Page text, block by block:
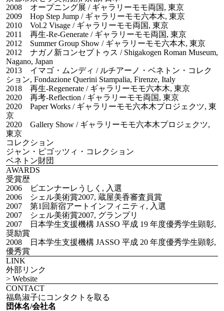
2008 オープニング展 / ギャラリーモモ両国, 東京
2009 Hop Step Jump / ギャラリーモモ六本木, 東京
2010 Vol.2 Visage / ギャラリーモモ両国, 東京
2011 再生-Re-Generate / ギャラリーモモ両国, 東京
2012 Summer Group Show / ギャラリーモモ六本木, 東京
2012 ナガノ新コンセプトゥス / Shigakogen Roman Museum,
Nagano, Japan
2013 イマゴ・ムンディ / ルチアーノ・ベネトン・コレク
ション, Fondazione Querini Stampalia, Firenze, Italy
2018 再生-Regenerate / ギャラリーモモ六本木, 東京
2020 再考-Reflection / ギャラリーモモ両国, 東京
2020 Paper Works / ギャラリーモモ六本木プロジェクツ, 東
京
2020 Gallery Show / ギャラリーモモ六本木プロジェクツ,
東京
コレクション
ジャン・ピゴッツィ・コレクション
ベネトン財団
AWARDS
受賞歴
2006 ビエンナーレうしく, 入選
2006 シェル美術賞2007, 蔵屋美香審査員賞
2007 第1回新宿アートインフィニティ, 入選
2007 シェル美術賞2007, グランプリ
2007 日本学生支援機構 JASSO 平成 19 年度優秀学生顕彰,
奨励賞
2008 日本学生支援機構 JASSO 平成 20 年度優秀学生顕彰,
優秀賞
LINK
外部リンク
> Website
CONTACT
福島淑子にコンタクトを取る
団体名/会社名